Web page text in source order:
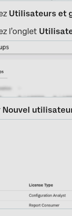
Utilisateurs et
l’onglet
Nouvel